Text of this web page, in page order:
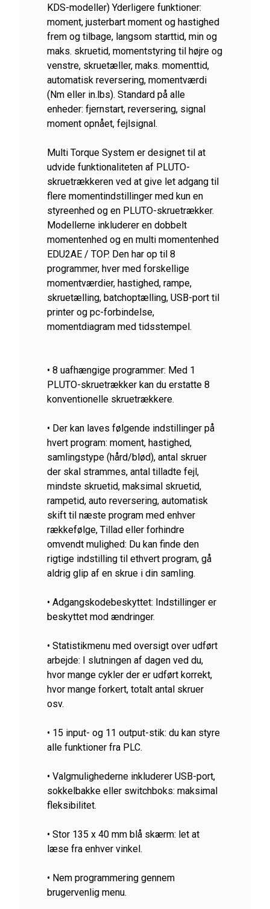
KDS-modeller) Yderligere funktioner:
moment, justerbart moment og hastighed
frem og tilbage, langsom starttid, min og
maks. skruetid, momentstyring til højre og
venstre, skruetæller, maks. momenttid,
automatisk reversering, momentværdi
(Nm eller in.lbs). Standard på alle
enheder: fjernstart, reversering, signal
moment opnået, fejlsignal.
Multi Torque System er designet til at
udvide funktionaliteten af ​​PLUTO-
skruetrækkeren ved at give let adgang til
flere momentindstillinger med kun en
styreenhed og en PLUTO-skruetrækker.
Modellerne inkluderer en dobbelt
momentenhed og en multi momentenhed
EDU2AE / TOP. Den har op til 8
programmer, hver med forskellige
momentværdier, hastighed, rampe,
skruetælling, batchoptælling, USB-port til
printer og pc-forbindelse,
momentdiagram med tidsstempel.
• 8 uafhængige programmer: Med 1
PLUTO-skruetrækker kan du erstatte 8
konventionelle skruetrækkere.
• Der kan laves følgende indstillinger på
hvert program: moment, hastighed,
samlingstype (hård/blød), antal skruer
der skal strammes, antal tilladte fejl,
mindste skruetid, maksimal skruetid,
rampetid, auto reversering, automatisk
skift til næste program med enhver
rækkefølge, Tillad eller forhindre
omvendt mulighed: Du kan finde den
rigtige indstilling til ethvert program, gå
aldrig glip af en skrue i din samling.
• Adgangskodebeskyttet: Indstillinger er
beskyttet mod ændringer.
• Statistikmenu med oversigt over udført
arbejde: I slutningen af ​​dagen ved du,
hvor mange cykler der er udført korrekt,
hvor mange forkert, totalt antal skruer
osv.
• 15 input- og 11 output-stik: du kan styre
alle funktioner fra PLC.
• Valgmulighederne inkluderer USB-port,
sokkelbakke eller switchboks: maksimal
fleksibilitet.
• Stor 135 x 40 mm blå skærm: let at
læse fra enhver vinkel.
• Nem programmering gennem
brugervenlig menu.